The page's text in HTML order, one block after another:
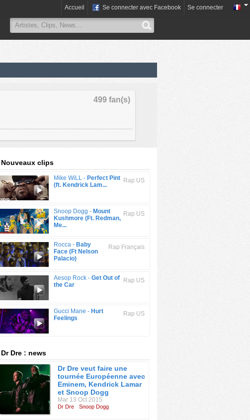
Accueil Se connecter avec Facebook Se connecter
499 fan(s)
Nouveaux clips
Rap US
Mike WiLL - Perfect Pint
(ft. Kendrick Lam...
Rap US
Snoop Dogg - Mount
Kushmore (Ft. Redman,
Me...
Rap Français
Rocca - Baby
Face (Ft Nelson
Palacio)
Rap US
Aesop Rock - Get Out of
the Car
Rap US
Gucci Mane - Hurt
Feelings
Dr Dre : news
Dr Dre veut faire une
tournée Européenne avec
Eminem, Kendrick Lamar
et Snoop Dogg
Mar 13 Oct 2015
Dr Dre Snoop Dogg